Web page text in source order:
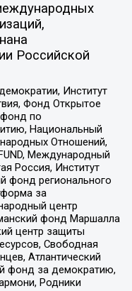
Российской
Институт
Фонд Открытое
по
Национальный
Отношений,
FUND, Международный
Россия, Институт
фонд регионального
за
центр
фонд Маршалла
центр защиты
Свободная
Атлантический
фонд за демократию,
Родники